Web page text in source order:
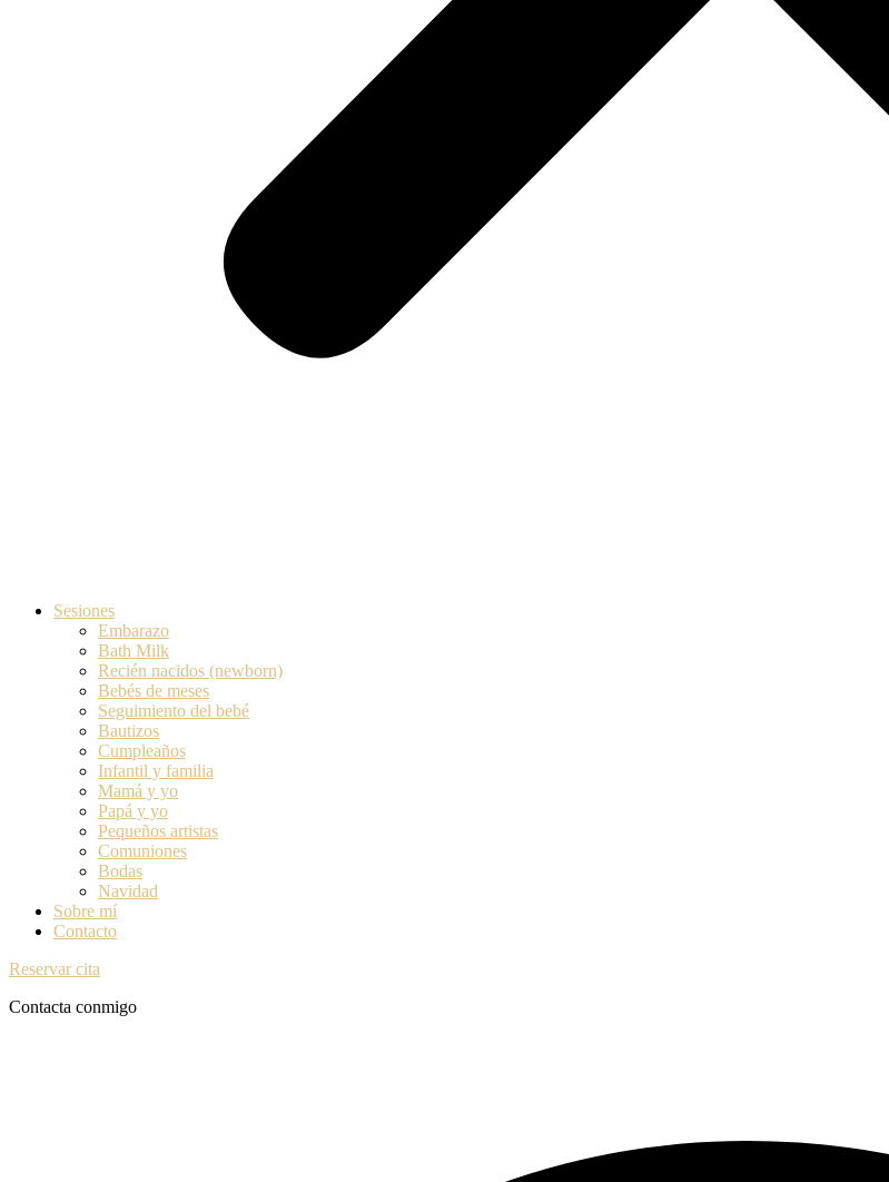
Sesiones
Embarazo
Bath Milk
Recién nacidos (newborn)
Bebés de meses
Seguimiento del bebé
Bautizos
Cumpleaños
Infantil y familia
Mamá y yo
Papá y yo
Pequeños artistas
Comuniones
Bodas
Navidad
Sobre mí
Contacto
Reservar cita
Contacta conmigo